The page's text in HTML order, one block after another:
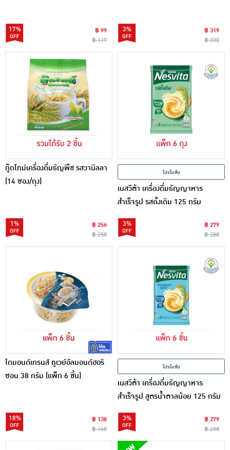
17%
฿ 99
฿ 119
3%
฿ 319
฿ 330
กู๊ดไทม์เครื่องดื่มธัญพืช รสวานิลลา
(14 ซอง/ถุง)
1%
฿ 256
฿ 258
โปรโมชั่น
เนสวีต้า เครื่องดื่มธัญญาหาร
สำเร็จรูป รสดั้งเดิม 125 กรัม
3%
฿ 279
฿ 288
ไดมอนด์เกรนส์ ทูเวย์อัลมอนด์ฮอริ
ซอน 38 กรัม (แพ็ก 6 ชิ้น)
18%
฿ 138
฿ 168
โปรโมชั่น
เนสวีต้า เครื่องดื่มธัญญาหาร
สำเร็จรูป สูตรน้ำตาลน้อย 125 กรัม
3%
฿ 279
฿ 288